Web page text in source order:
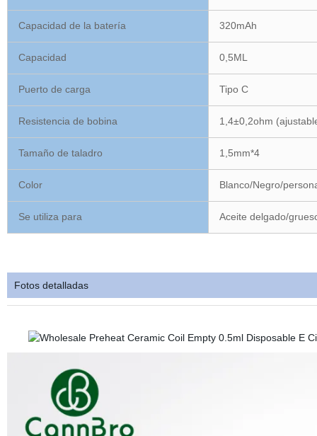
Capacidad de la batería 320mAh
Capacidad 0,5ML
Puerto de carga Tipo C
Resistencia de bobina 1,4±0,2ohm
Tamaño de taladro 1,5mm*4
Color Blanco/Negro/
Se utiliza para Aceite delgado/
Fotos detalladas